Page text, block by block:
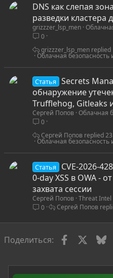
DNS как слепая
разведки кластера
grizzzer_lsp_men
0
Облачная безопасность
grizzzer_lsp_men
Статья
Secrets
обнаружение
Trufflehog, Gitleaks
Сергей Попов Облачная
0
Облачная безопасность
Сергей Попов
Статья
CVE-2026-
0-day XSS в OWA -
захвата сессии
Сергей Попов Threat Intel
0
Сергей Попов
Поделиться: Facebook